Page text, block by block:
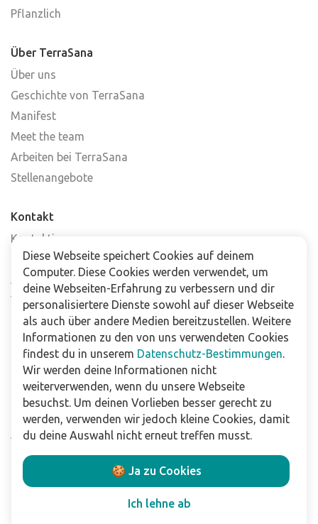
Pflanzlich
Über TerraSana
Über uns
Geschichte von TerraSana
Manifest
Meet the team
Arbeiten bei TerraSana
Stellenangebote
Kontakt
Kontaktiere uns
Häufig gestellte Fragen
Abonniere unseren Newsletter
Verkaufsstellen
Für Unternehmen
Downloads
Impressum
Datenschutzbestimmungen
Allgemeine Verkaufs- und Lieferbedingungen
Haftungsausschluss
Diese Webseite speichert Cookies auf deinem
Computer. Diese Cookies werden verwendet, um
deine Webseiten-Erfahrung zu verbessern und dir
personalisiertere Dienste sowohl auf dieser Webseite
als auch über andere Medien bereitzustellen. Weitere
Informationen zu den von uns verwendeten Cookies
findest du in unserem Datenschutz-Bestimmungen.
Wir werden deine Informationen nicht
weiterverwenden, wenn du unsere Webseite
besuchst. Um deinen Vorlieben besser gerecht zu
werden, verwenden wir jedoch kleine Cookies, damit
du deine Auswahl nicht erneut treffen musst.
🍪 Ja zu Cookies
Ich lehne ab